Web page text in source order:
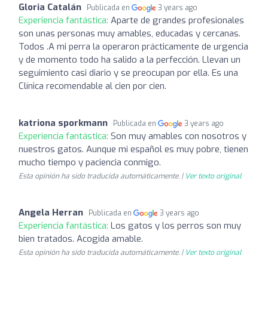
Gloria Catalán Publicada en 3 years ago
Experiencia fantástica: Aparte de grandes profesionales
son unas personas muy amables, educadas y cercanas.
Todos .A mi perra la operaron prácticamente de urgencia
y de momento todo ha salido a la perfección. Llevan un
seguimiento casi diario y se preocupan por ella. Es una
Clínica recomendable al cien por cien.
katriona sporkmann Publicada en 3 years ago
Experiencia fantástica: Son muy amables con nosotros y
nuestros gatos. Aunque mi español es muy pobre, tienen
mucho tiempo y paciencia conmigo.
Esta opinión ha sido traducida automáticamente. | Ver texto original
Angela Herran Publicada en 3 years ago
Experiencia fantástica: Los gatos y los perros son muy
bien tratados. Acogida amable.
Esta opinión ha sido traducida automáticamente. | Ver texto original